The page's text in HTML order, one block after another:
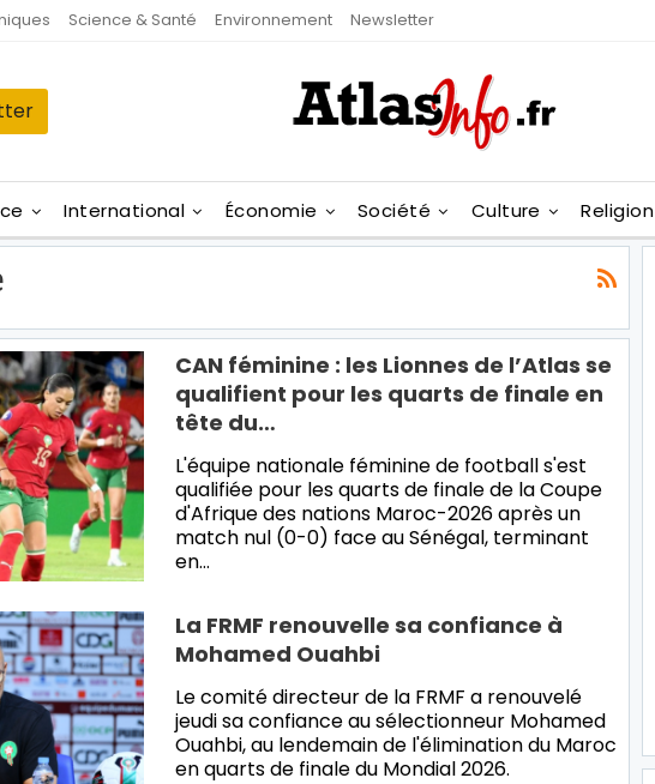
Science & Santé Environnement Newsletter
International Économie Société Culture Religion
CAN féminine : les Lionnes de l’Atlas se
qualifient pour les quarts de finale en
tête du…
L'équipe nationale féminine de football s'est
qualifiée pour les quarts de finale de la Coupe
d'Afrique des nations Maroc-2026 après un
match nul (0-0) face au Sénégal, terminant
en…
La FRMF renouvelle sa confiance à
Mohamed Ouahbi
Le comité directeur de la FRMF a renouvelé
jeudi sa confiance au sélectionneur Mohamed
Ouahbi, au lendemain de l'élimination du Maroc
en quarts de finale du Mondial 2026.